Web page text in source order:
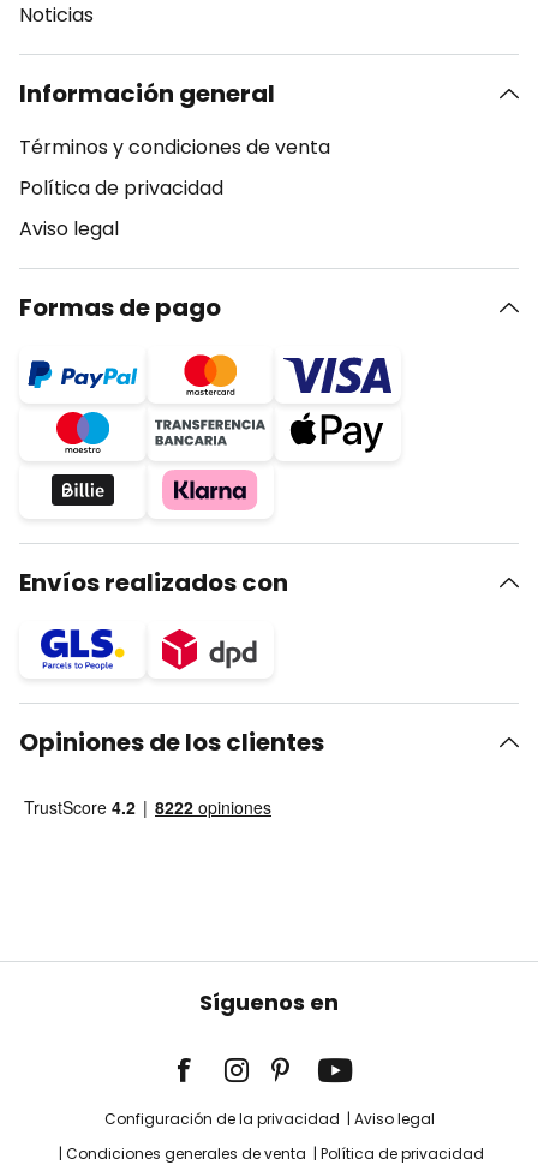
Noticias
Información general
Términos y condiciones de venta
Política de privacidad
Aviso legal
Formas de pago
Envíos realizados con
Opiniones de los clientes
Síguenos en
Configuración de la privacidad
Aviso legal
Condiciones generales de venta
Política de privacidad